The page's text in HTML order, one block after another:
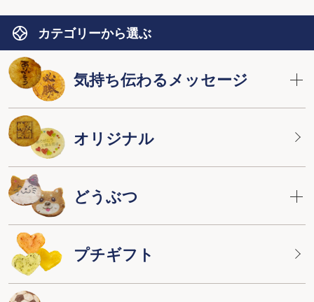
カテゴリーから選ぶ
気持ち伝わるメッセージ
オリジナル
どうぶつ
プチギフト